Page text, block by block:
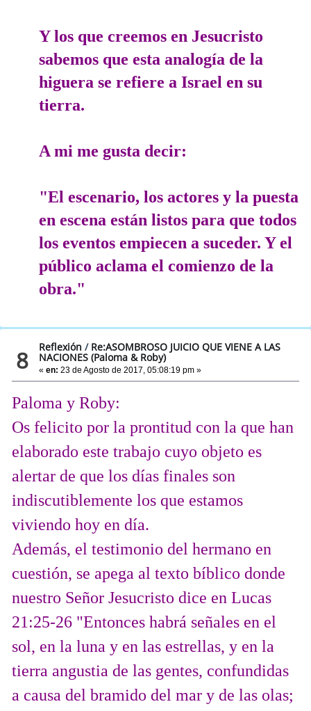
Y los que creemos en Jesucristo
sabemos que esta analogía de la
higuera se refiere a Israel en su
tierra.
A mi me gusta decir:
"El escenario, los actores y la puesta
en escena están listos para que todos
los eventos empiecen a suceder. Y el
público aclama el comienzo de la
obra."
8 Reflexión / Re:ASOMBROSO JUICIO QUE VIENE A LAS
NACIONES (Paloma & Roby)
«en: 23 de Agosto de 2017, 05:08:19 pm »
Paloma y Roby:
Os felicito por la prontitud con la que han
elaborado este trabajo cuyo objeto es
alertar de que los días finales son
indiscutiblemente los que estamos
viviendo hoy en día.
Además, el testimonio del hermano en
cuestión, se apega al texto bíblico donde
nuestro Señor Jesucristo dice en Lucas
21:25-26 "Entonces habrá señales en el
sol, en la luna y en las estrellas, y en la
tierra angustia de las gentes, confundidas
a causa del bramido del mar y de las olas;